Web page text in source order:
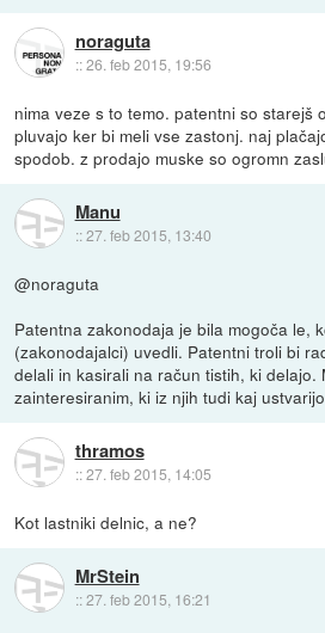
noraguta
::26. feb 2015, 19:56
nima veze s to temo. patentni so starejš
pluvajo ker bi meli vse zastonj. naj
spodob. z prodajo muske so ogromn
Manu
::27. feb 2015, 13:40
@noraguta
Patentna zakonodaja je bila mogoča le,
(zakonodajalci) uvedli. Patentni troli bi
delali in kasirali na račun tistih, ki delajo.
zainteresiranim, ki iz njih tudi kaj
thramos
::27. feb 2015, 14:05
Kot lastniki delnic, a ne?
MrStein
::27. feb 2015, 16:21